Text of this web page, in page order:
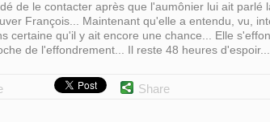
de le contacter après que l'aumônier lui ait parlé
François... Maintenant qu'elle a entendu, vu,
certaine qu'il y ait encore une chance... Elle
de l'effondrement... Il reste 48 heures d'espoir...
Share